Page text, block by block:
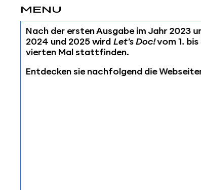
MENU
Nach der ersten Ausgabe im Jahr 2023
2024 und 2025 wird Let's Doc!vom 1.
vierten Mal stattfinden.
Entdecken sie nachfolgend die